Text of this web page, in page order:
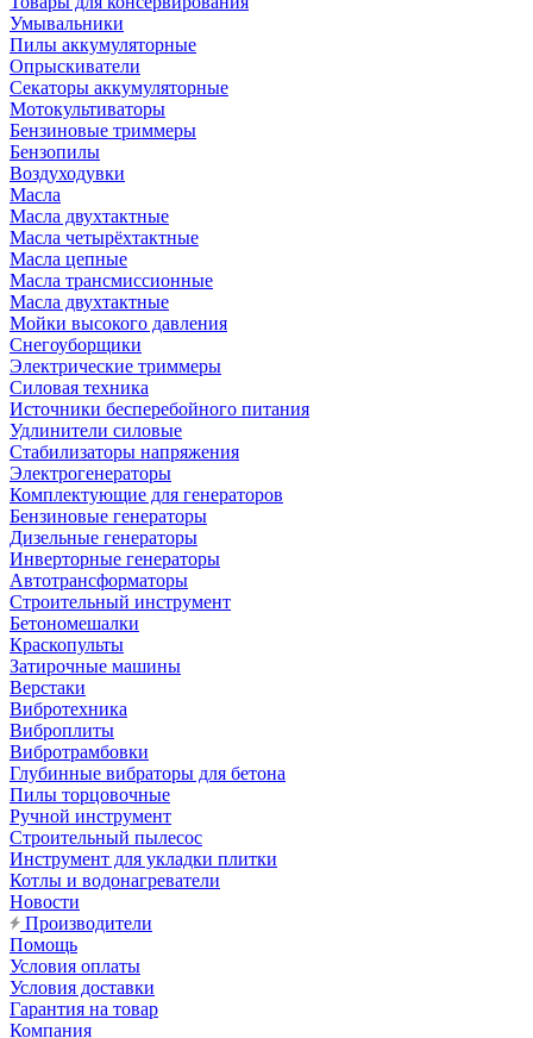
Умывальники
Пилы аккумуляторные
Опрыскиватели
Секаторы аккумуляторные
Мотокультиваторы
Бензиновые триммеры
Бензопилы
Воздуходувки
Масла
Масла двухтактные
Масла четырёхтактные
Масла цепные
Масла трансмиссионные
Масла двухтактные
Мойки высокого давления
Снегоуборщики
Электрические триммеры
Силовая техника
Источники бесперебойного питания
Удлинители силовые
Стабилизаторы напряжения
Электрогенераторы
Комплектующие для генераторов
Бензиновые генераторы
Дизельные генераторы
Инверторные генераторы
Автотрансформаторы
Строительный инструмент
Бетономешалки
Краскопульты
Затирочные машины
Верстаки
Вибротехника
Виброплиты
Вибротрамбовки
Глубинные вибраторы для бетона
Пилы торцовочные
Ручной инструмент
Строительный пылесос
Инструмент для укладки плитки
Котлы и водонагреватели
Новости
Производители
Помощь
Условия оплаты
Условия доставки
Гарантия на товар
Компания